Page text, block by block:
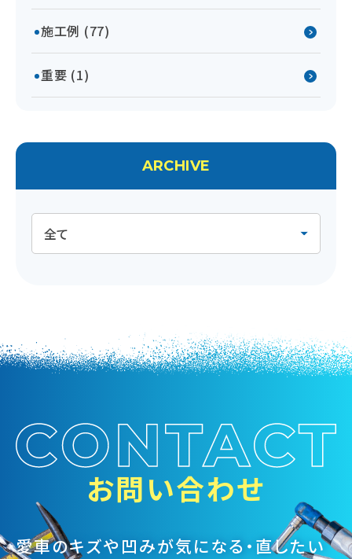
施工例 (77)
重要 (1)
ARCHIVE
お問い合わせ
愛車のキズや凹みが気になる・直したい